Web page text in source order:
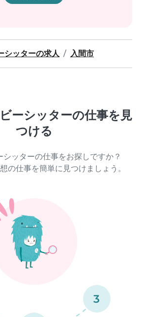
シッターの求人 入間市
ーシッターの仕事を見
つける
シッターの仕事をお探しですか？
の仕事を簡単に見つけましょう。
3